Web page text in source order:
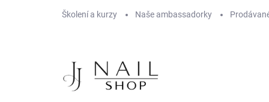
Školení a kurzy
Naše ambassadorky